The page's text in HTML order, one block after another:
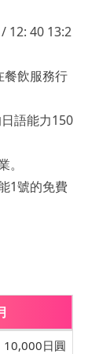
12: 40 13:2
飲服務行
語能力150
1號的免費
10,000日圓